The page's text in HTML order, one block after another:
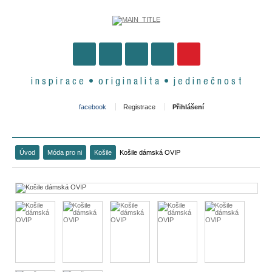
i n s p i r a c e • o r i g i n a l i t a • j e d i n e č n o s t
facebook Registrace Přihlášení
Úvod Móda pro ni Košile Košile dámská OVIP